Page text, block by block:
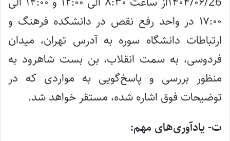
۱۷:۰۰ در واحد رفع نقص در دانشکده فرهنگ و
ارتباطات دانشگاه سوره به آدرس تهران، میدان
فردوسی، به سمت انقلاب، بن بست شاهرود به
منظور بررسی و پاسخ‌گویی به مواردی که در
توضیحات فوق اشاره شده، مستقر خواهد شد.
ت- یادآوری‌های مهم‌: